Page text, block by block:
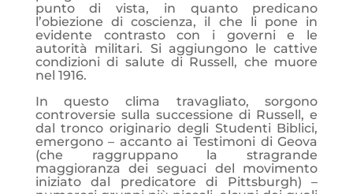
punto di vista, in quanto predicano
l’obiezione di coscienza, il che li pone in
evidente contrasto con i governi e le
autorità militari. Si aggiungono le cattive
condizioni di salute di Russell, che muore
nel 1916.
In questo clima travagliato, sorgono
controversie sulla successione di Russell, e
dal tronco originario degli Studenti Biblici,
emergono – accanto ai Testimoni di Geova
(che raggruppano la stragrande
maggioranza dei seguaci del movimento
iniziato dal predicatore di Pittsburgh) –